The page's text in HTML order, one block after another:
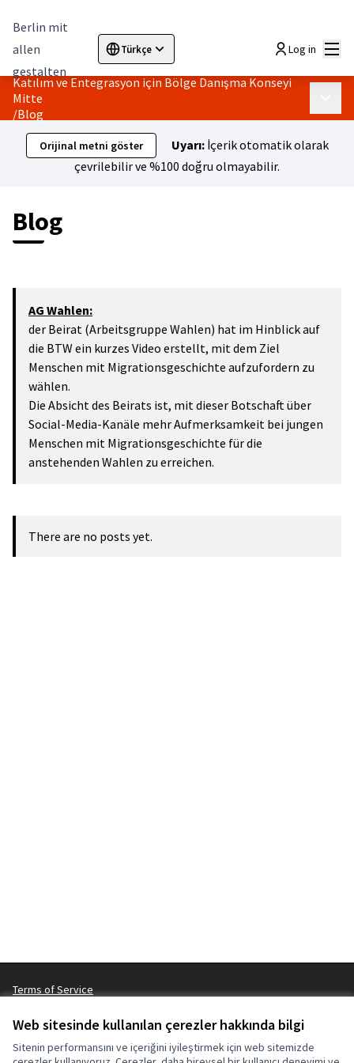
Web sitesinde kullanılan çerezler hakkında bilgi
Sitenin performansını ve içeriğini iyileştirmek için web sitemizde
Berlin mit
allen
gestalten
Türkçe
Sprache wählen Elegir el idioma
Log in
Katılım ve Entegrasyon için Bölge Danışma Konseyi
Mitte
/Blog
Orijinal metni göster Uyarı:İçerik otomatik olarak
çevrilebilir ve %100 doğru olmayabilir.
Blog
AG Wahlen:
der Beirat (Arbeitsgruppe Wahlen) hat im Hinblick auf
die BTW ein kurzes Video erstellt, mit dem Ziel
Menschen mit Migrationsgeschichte aufzufordern zu
wählen.
Die Absicht des Beirats ist, mit dieser Botschaft über
Social-Media-Kanäle mehr Aufmerksamkeit bei jungen
Menschen mit Migrationsgeschichte für die
anstehenden Wahlen zu erreichen.
There are no posts yet.
Terms of Service